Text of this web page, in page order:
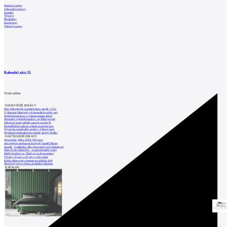
Domácí zprávy
Zahraniční zprávy
Soutěže
Výstavy
Přednášky
Rozhovory
Tiskové zprávy
Kalendář akcí 15
Vložit událost
NEJNOVĚJŠÍ ZPRÁVY
Den židovských památek dnes otevře v Čes
V Horním Maršově v Krkonoších začaly prá
Světelné instalace a videomapping lákají
Demolici vyhořelé budovy ve Zlíně urychl
Odvolací soud nařídil zastavit stavbu Tr
Kroměřížská radnice získala stavební pov
Výstavba urgentního centra v Liberci ome
Nymburk přehodnocuje záměr stavby školky
NEJČTENĚJŠÍ ZPRÁVY
November Talks 2018: M.Corea
Jak nejlépe navrhnout kuchyň? Soutěž Blum
Soutěž „Umělecké dílo věnované Lucii Bakešové
Dům Karla Hubáčka – experimentální rodin
Hořící budova ve Zlíně se na dvou místec
Tři dny, tři noci a tři vily v záři světel
Kolín připravuje centrum sociálních služ
World of Volvo očima architekta Martina
KATALOG